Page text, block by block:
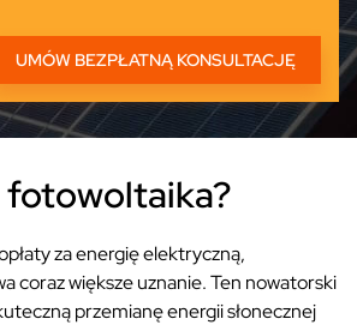
fotowoltaika?
za energię elektryczną,
coraz większe uznanie. Ten nowatorski
przemianę energii słonecznej